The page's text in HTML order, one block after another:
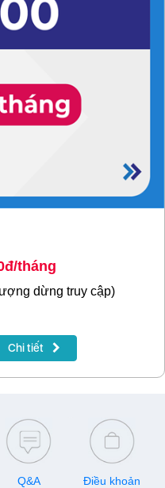
tháng
dừng truy cập)
Chi tiết
Q&A Điều khoản